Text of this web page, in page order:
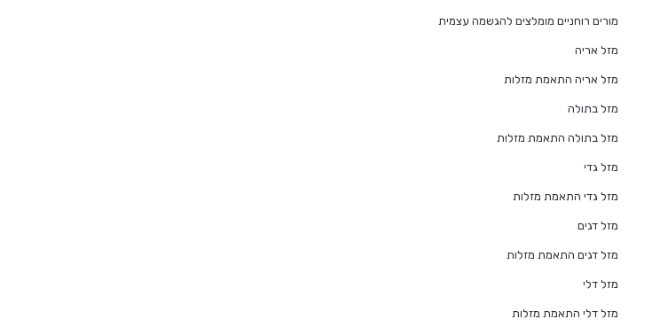
מורים רוחניים מומלצים להגשמה עצמית
מזל אריה
מזל אריה התאמת מזלות
מזל בתולה
מזל בתולה התאמת מזלות
מזל גדי
מזל גדי התאמת מזלות
מזל דגים
מזל דגים התאמת מזלות
מזל דלי
מזל דלי התאמת מזלות